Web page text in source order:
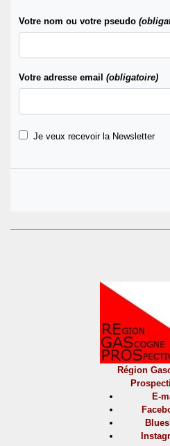
Votre nom ou votre pseudo
Votre adresse email (obligatoire)
Je veux recevoir la Newsletter
Région
E-